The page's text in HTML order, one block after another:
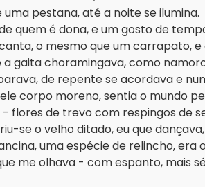
pestana, até a noite se ilumina.
quem é dona, e um gosto de
o mesmo que um carrapato,
gaita choramingava, como
de repente se acordava e
corpo moreno, sentia o mundo
flores de trevo com respingos de
se o velho ditado, eu que
uma espécie de relincho, era
me olhava - com espanto, mais